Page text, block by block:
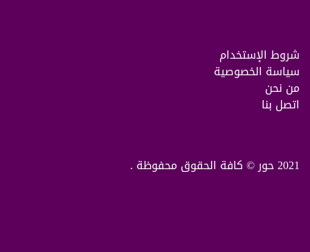
شروط الإستخدام
سياسة الخصوصية
من نحن
اتصل بنا
2021 حور © كافة الحقوق محفوظة .